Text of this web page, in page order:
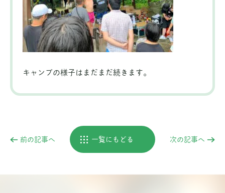
キャンプの様子はまだまだ続きます。
前の記事へ 一覧にもどる 次の記事へ